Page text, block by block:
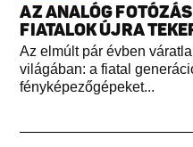
AZ ANALÓG
FIATALOK ÚJRA
Az elmúlt pár évben
világában: a fiatal
fényképezőgépeket...